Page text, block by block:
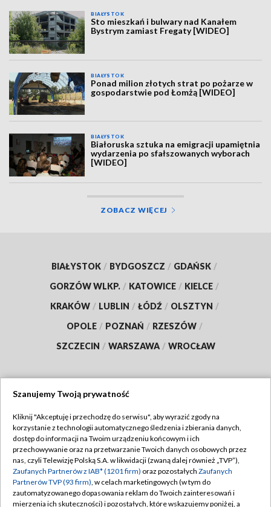
BIAŁYSTOK
Sto mieszkań i bulwary nad Kanałem
Bystrym zamiast Fregaty [WIDEO]
BIAŁYSTOK
Ponad milion złotych strat po pożarze w
gospodarstwie pod Łomżą [WIDEO]
BIAŁYSTOK
Białoruska sztuka na emigracji upamiętnia
wydarzenia po sfałszowanych wyborach
[WIDEO]
ZOBACZ WIĘCEJ
BIAŁYSTOK / BYDGOSZCZ / GDAŃSK /
GORZÓW WLKP. / KATOWICE / KIELCE /
KRAKÓW / LUBLIN / ŁÓDŹ / OLSZTYN /
OPOLE / POZNAŃ / RZESZÓW /
SZCZECIN / WARSZAWA / WROCŁAW
TVP
Abonament TVP
Emisja w TVP
Centrum informacji TVP
Regulamin TVP
Polityka prywatności
Moje zgody
Szanujemy Twoją prywatność
Kliknij "Akceptuję i przechodzę do serwisu", aby wyrazić zgody na
korzystanie z technologii automatycznego śledzenia i zbierania danych,
dostęp do informacji na Twoim urządzeniu końcowym i ich
przechowywanie oraz na przetwarzanie Twoich danych osobowych przez
nas, czyli Telewizję Polską S.A. w likwidacji (zwaną dalej również „TVP”),
Zaufanych Partnerów z IAB* (1201 firm) oraz pozostałych Zaufanych
Partnerów TVP (93 firm), w celach marketingowych (w tym do
zautomatyzowanego dopasowania reklam do Twoich zainteresowań i
mierzenia ich skuteczności) i pozostałych, które wskazujemy poniżej, a